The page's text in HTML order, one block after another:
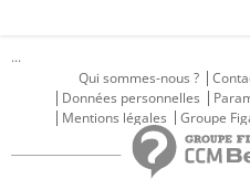
...
Qui sommes-nous ?
Données personnelles
Mentions légales
Groupe